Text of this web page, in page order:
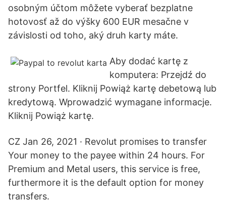
osobným účtom môžete vyberať bezplatne
hotovosť až do výšky 600 EUR mesačne v
závislosti od toho, aký druh karty máte.
Aby dodać kartę z
komputera: Przejdź do
strony Portfel. Kliknij Powiąż kartę debetową lub
kredytową. Wprowadzić wymagane informacje.
Kliknij Powiąż kartę.
CZ Jan 26, 2021 · Revolut promises to transfer
Your money to the payee within 24 hours. For
Premium and Metal users, this service is free,
furthermore it is the default option for money
transfers.